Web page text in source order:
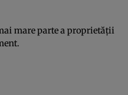
mare parte a proprietății